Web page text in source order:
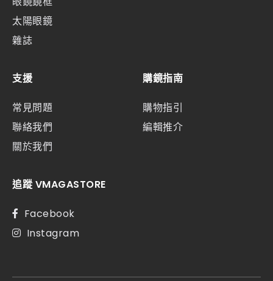
太陽眼鏡
雜誌
支援
常見問題
聯絡我們
關於我們
購鏡指南
購物指引
編輯推介
追蹤 VMAGASTORE
Facebook
Instagram